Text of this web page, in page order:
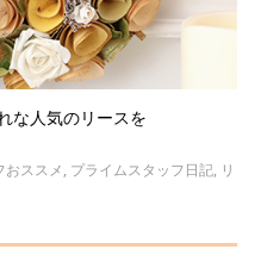
な人気のリースを
おススメ, プライムスタッフ日記, リ